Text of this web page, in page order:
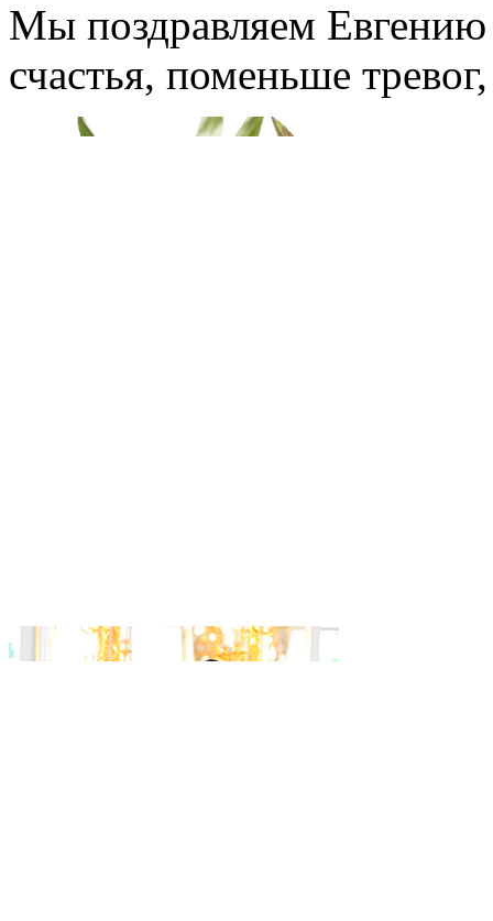
Мы поздравляем
счастья, поменьше